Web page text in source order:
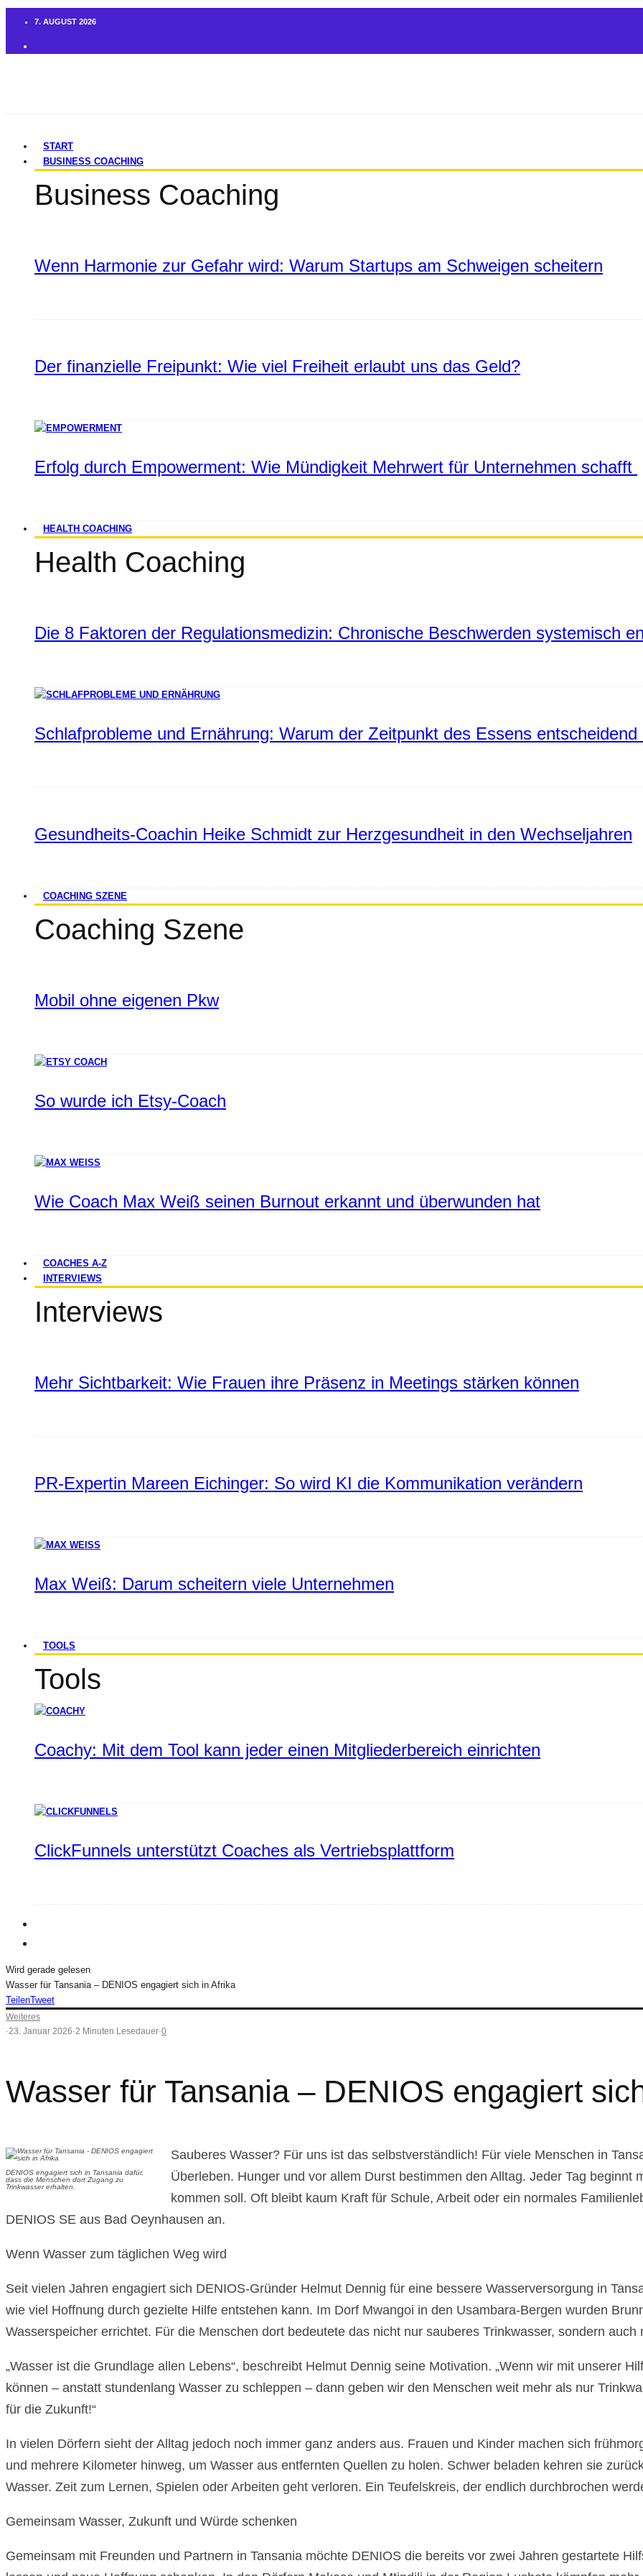
7. AUGUST 2026
START
BUSINESS COACHING
Business Coaching
Wenn Harmonie zur Gefahr wird: Warum Startups am Schweigen scheitern
Der finanzielle Freipunkt: Wie viel Freiheit erlaubt uns das Geld?
Erfolg durch Empowerment: Wie Mündigkeit Mehrwert für Unternehmen schafft
HEALTH COACHING
Health Coaching
Die 8 Faktoren der Regulationsmedizin: Chronische Beschwerden systemisch
Schlafprobleme und Ernährung: Warum der Zeitpunkt des Essens entscheidend
Gesundheits-Coachin Heike Schmidt zur Herzgesundheit in den Wechseljahren
COACHING SZENE
Coaching Szene
Mobil ohne eigenen Pkw
So wurde ich Etsy-Coach
Wie Coach Max Weiß seinen Burnout erkannt und überwunden hat
COACHES A-Z
INTERVIEWS
Interviews
Mehr Sichtbarkeit: Wie Frauen ihre Präsenz in Meetings stärken können
PR-Expertin Mareen Eichinger: So wird KI die Kommunikation verändern
Max Weiß: Darum scheitern viele Unternehmen
TOOLS
Tools
Coachy: Mit dem Tool kann jeder einen Mitgliederbereich einrichten
ClickFunnels unterstützt Coaches als Vertriebsplattform
Wird gerade gelesen
Wasser für Tansania – DENIOS engagiert sich in Afrika
TeilenTweet
Weiteres
·23. Januar 2026·2 Minuten Lesedauer·0
Wasser für Tansania – DENIOS engagiert
DENIOS engagiert sich in Tansania dafür,
dass die Menschen dort Zugang zu
Trinkwasser erhalten.
Sauberes Wasser? Für uns ist das selbstverständlich! Für viele Menschen in
Überleben. Hunger und vor allem Durst bestimmen den Alltag. Jeder Tag beginnt
kommen soll. Oft bleibt kaum Kraft für Schule, Arbeit oder ein normales
DENIOS SE aus Bad Oeynhausen an.
Wenn Wasser zum täglichen Weg wird
Seit vielen Jahren engagiert sich DENIOS-Gründer Helmut Dennig für eine bessere Wasserversorgung in
wie viel Hoffnung durch gezielte Hilfe entstehen kann. Im Dorf Mwangoi in den Usambara-Bergen wurden
Wasserspeicher errichtet. Für die Menschen dort bedeutete das nicht nur sauberes Trinkwasser, sondern
„Wasser ist die Grundlage allen Lebens“, beschreibt Helmut Dennig seine Motivation. „Wenn wir mit unserer
können – anstatt stundenlang Wasser zu schleppen – dann geben wir den Menschen weit mehr als nur
für die Zukunft!“
In vielen Dörfern sieht der Alltag jedoch noch immer ganz anders aus. Frauen und Kinder machen sich
und mehrere Kilometer hinweg, um Wasser aus entfernten Quellen zu holen. Schwer beladen kehren sie
Wasser. Zeit zum Lernen, Spielen oder Arbeiten geht verloren. Ein Teufelskreis, der endlich durchbrochen
Gemeinsam Wasser, Zukunft und Würde schenken
Gemeinsam mit Freunden und Partnern in Tansania möchte DENIOS die bereits vor zwei Jahren gestartete